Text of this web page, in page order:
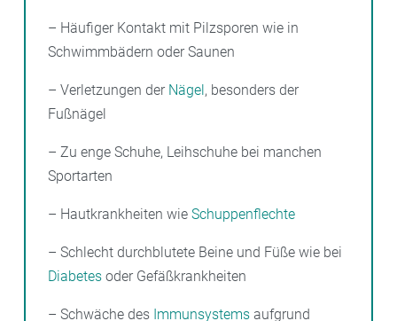
– Häufiger Kontakt mit Pilzsporen wie in
Schwimmbädern oder Saunen
– Verletzungen der Nägel , besonders der
Fußnägel
– Zu enge Schuhe, Leihschuhe bei manchen
Sportarten
– Hautkrankheiten wie Schuppenflechte
– Schlecht durchblutete Beine und Füße wie bei
Diabetes oder Gefäßkrankheiten
– Schwäche des Immunsystems aufgrund